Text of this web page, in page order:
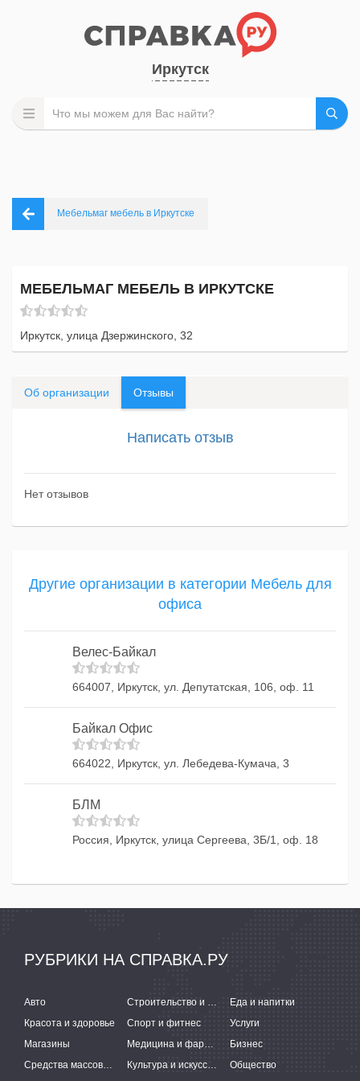
Иркутск
Мебельмаг мебель в Иркутске
МЕБЕЛЬМАГ МЕБЕЛЬ В ИРКУТСКЕ
Иркутск, улица Дзержинского, 32
Об организации Отзывы
Написать отзыв
Нет отзывов
Другие организации в категории Мебель для
офиса
Велес-Байкал
664007, Иркутск, ул. Депутатская, 106, оф. 11
Байкал Офис
664022, Иркутск, ул. Лебедева-Кумача, 3
БЛМ
Россия, Иркутск, улица Сергеева, 3Б/1, оф. 18
РУБРИКИ НА СПРАВКА.РУ
Авто Строительство и ремонт
Еда и напитки
Красота и здоровье
Спорт и фитнес
Услуги
Магазины
Медицина и фармацевтика
Бизнес
Средства массовой информации
Культура и искусство
Общество